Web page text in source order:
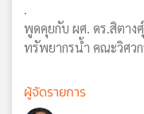
.
พูดคุยกับ ผศ. ดร.สิตาง
ทรัพยากรน้ำ คณะวิศว
ผู้จัดรายการ